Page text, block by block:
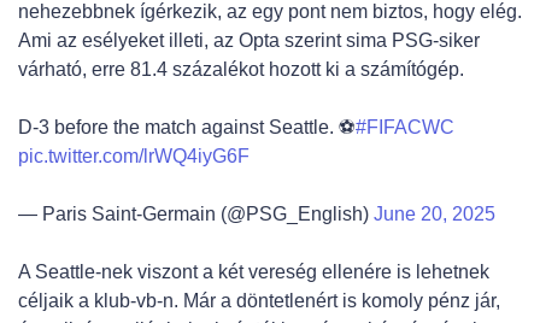
nehezebbnek ígérkezik, az egy pont nem biztos, hogy elég.
Ami az esélyeket illeti, az Opta szerint sima PSG-siker
várható, erre 81.4 százalékot hozott ki a számítógép.
D-3 before the match against Seattle. ⚽️#FIFACWC
pic.twitter.com/lrWQ4iyG6F
— Paris Saint-Germain (@PSG_English) June 20, 2025
A Seattle-nek viszont a két vereség ellenére is lehetnek
céljaik a klub-vb-n. Már a döntetlenért is komoly pénz jár,